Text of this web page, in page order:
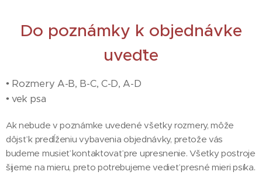
Do poznámky k objednávke
uveďte
• Rozmery A-B, B-C, C-D, A-D
• vek psa
Ak nebude v poznámke uvedené všetky rozmery, môže
dôjsť k predĺženiu vybavenia objednávky, pretože vás
budeme musieť kontaktovať pre upresnenie. Všetky postroje
šijeme na mieru, preto potrebujeme vedieť presné mieri psíka.